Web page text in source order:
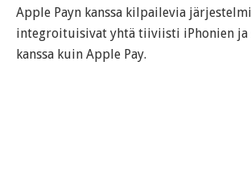
Apple Payn kanssa kilpailevia
integroituisivat yhtä tiiviisti iPhonien ja
kanssa kuin Apple Pay.